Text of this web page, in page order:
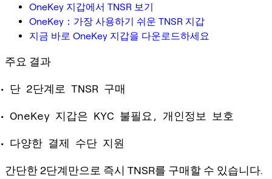
OneKey 지갑에서 TNSR 보기
OneKey：가장 사용하기 쉬운 TNSR 지갑
지금 바로 OneKey 지갑을 다운로드하세요
주요 결과
단 2단계로 TNSR 구매
OneKey 지갑은 KYC 불필요, 개인정보 보호
다양한 결제 수단 지원
간단한 2단계만으로 즉시 TNSR를 구매할 수 있습니다.